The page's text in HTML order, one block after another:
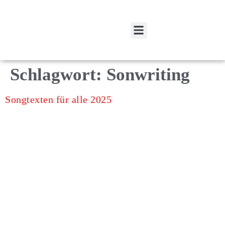
Schlagwort: Sonwriting
Songtexten für alle 2025